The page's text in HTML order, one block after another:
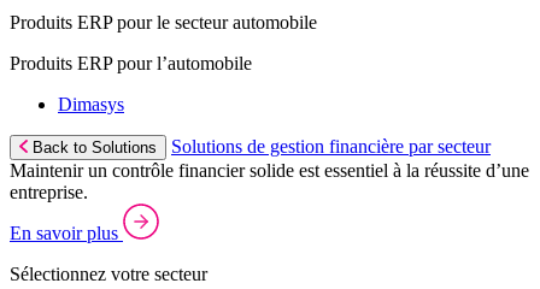
Produits ERP pour le secteur automobile
Produits ERP pour l’automobile
Dimasys
Back to Solutions
Solutions de gestion financière par secteur
Maintenir un contrôle financier solide est essentiel à la réussite d’une
entreprise.
En savoir plus
Sélectionnez votre secteur